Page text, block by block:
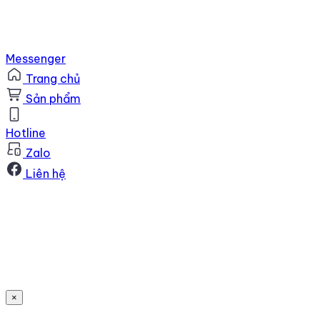
Messenger
Trang chủ
Sản phẩm
Hotline
Zalo
Liên hệ
×